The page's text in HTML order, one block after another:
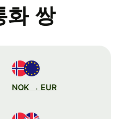
화 쌍
NOK → EUR